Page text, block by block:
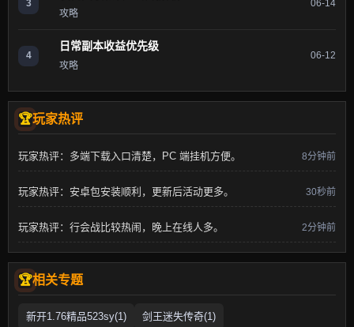
3
攻略
06-14
4
日常副本收益优先级
攻略
06-12
玩家热评
玩家热评：多端下载入口清楚，PC 端挂机方便。 8分钟前
玩家热评：安卓包安装顺利，更新后活动更多。 30秒前
玩家热评：行会战比较热闹，晚上在线人多。 2分钟前
相关专题
新开1.76精品523sy(1) 剑王迷失传奇(1)